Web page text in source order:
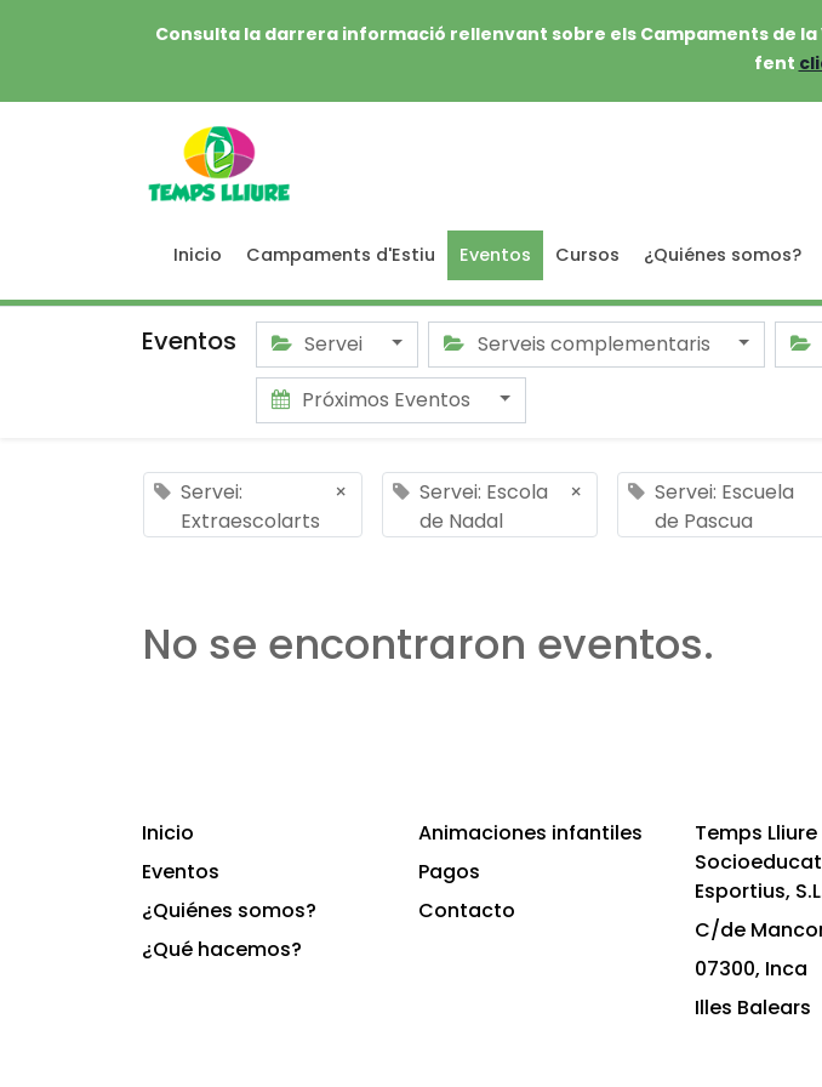
Consulta la darrera informació rellenvant sobre els Campaments de
fent
Inicio Campaments d'Estiu Eventos Cursos ¿Quiénes somos?
Eventos Servei Serveis complementaris
Próximos Eventos
Servei:
Extraescolarts
×
Servei: Escola
de Nadal
×
Servei: Escuela
de Pascua
No se encontraron eventos.
Inicio
Eventos
¿Quiénes somos?
¿Qué hacemos?
Animaciones infantiles
Pagos
Contacto
Temps
Esportius,
C/de
07300, Inca
Illes Balears